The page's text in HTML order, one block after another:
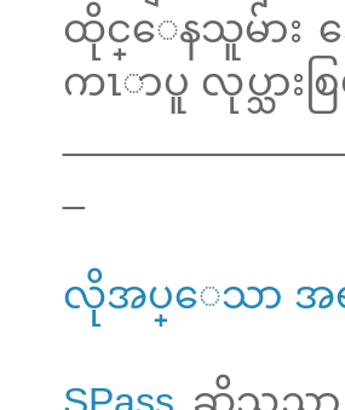
ထိုင္ေနသူမ်ား
ကၤာပူ လုပ္သား
လိုအပ္ေသာ အရ